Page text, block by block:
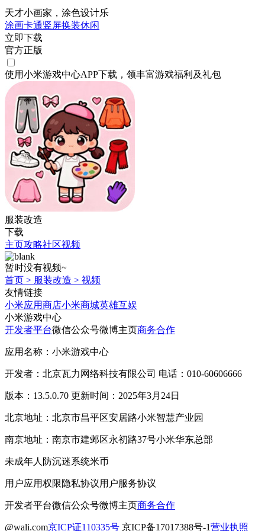
天才小画家，涂色设计乐
涂画卡通竖屏换装休闲
立即下载
官方正版
使用小米游戏中心APP下载 ，领丰富游戏福利 及礼包
服装改造
下载
主页攻略社区视频
暂时没有视频~
首页 > 服装改造 > 视频
友情链接
小米应用商店小米商城英雄互娱
小米游戏中心
开发者平台微信公众号微博主页商务合作
应用名称：小米游戏中心
开发者：北京瓦力网络科技有限公司 电话：010-60606666
版本：13.5.0.70 更新时间：2025年3月24日
北京地址：北京市昌平区安居路小米智慧产业园
南京地址：南京市建邺区永初路37号小米华东总部
未成年人防沉迷系统米币
用户应用权限隐私协议用户服务协议
开发者平台微信公众号微博主页商务合作
@wali.com京ICP证110335号 京ICP备17017388号-1营业执照